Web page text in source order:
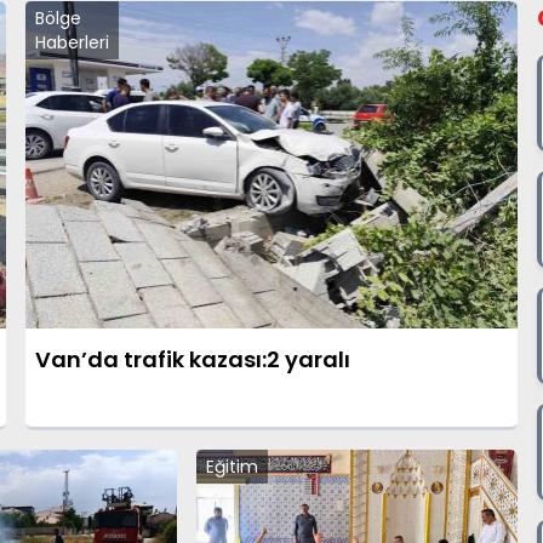
Bölge
Haberleri
Van’da trafik kazası:2 yaralı
Eğitim